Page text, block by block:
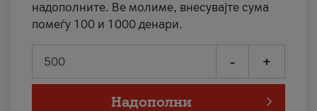
надополните. Ве молиме, внесувајте сума
помеѓу 100 и 1000 денари.
- +
Надополни